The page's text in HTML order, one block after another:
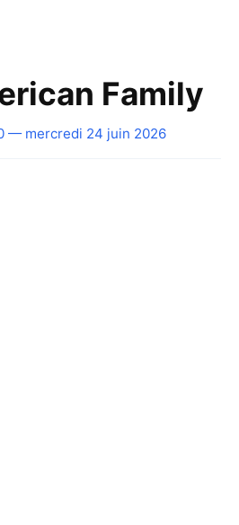
Family
— mercredi 24 juin 2026